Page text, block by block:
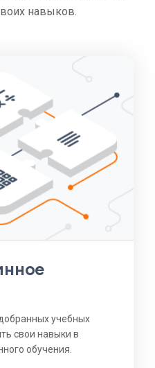
навыков.
учебных
свои навыки в
обучения.